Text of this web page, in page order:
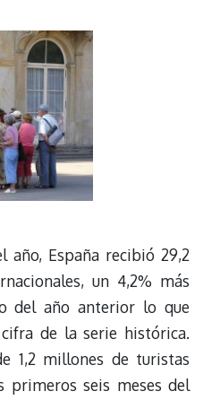
año, España recibió 29,2
un 4,2% más
del año anterior lo que
de la serie histórica.
1,2 millones de turistas
primeros seis meses del